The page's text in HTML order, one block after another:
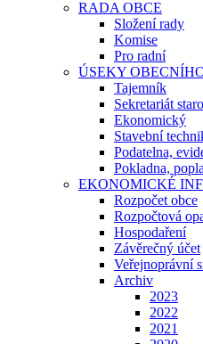
RADA OBCE
Složení rady
Komise
Pro radní
ÚSEKY
Tajemník
Sekretariát
Ekonomický
Stavební
Podatelna,
Pokladna,
EKONOMICKÉ
Rozpočet obce
Rozpočtová
Hospodaření
Závěrečný účet
Veřejnoprávní
Archiv
2023
2022
2021